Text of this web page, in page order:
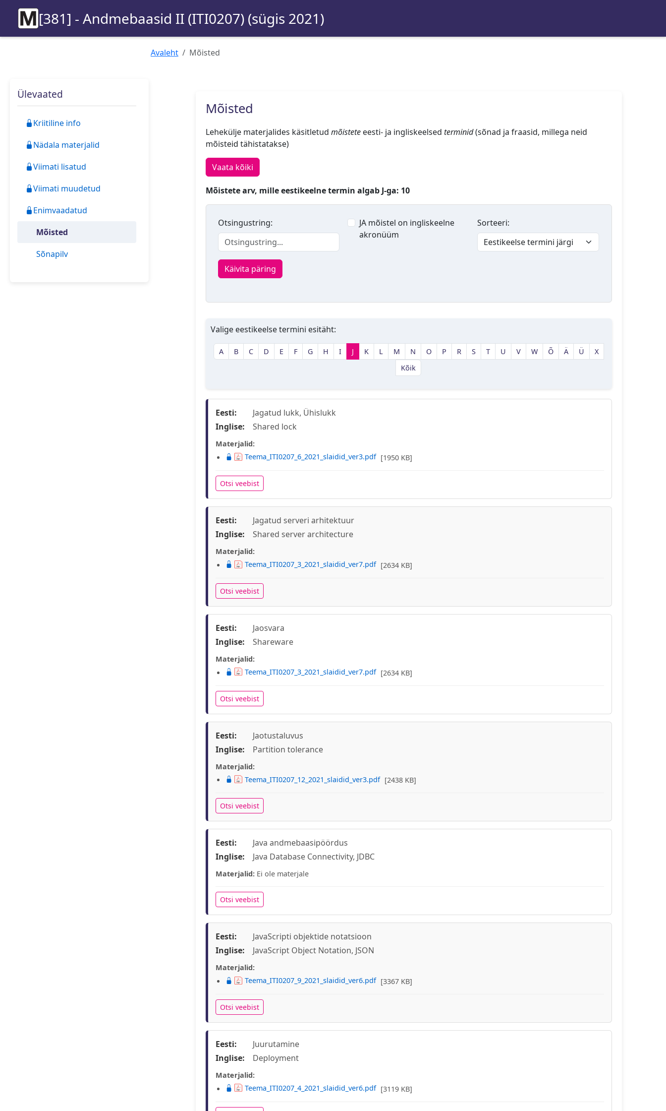
[381] - Andmebaasid II (ITI0207) (sügis 2021)
Avaleht Mõisted
Ülevaated
Kriitiline info
Nädala materjalid
Viimati lisatud
Viimati muudetud
Enimvaadatud
Mõisted
Sõnapilv
Mõisted
Lehekülje materjalides käsitletud mõisteteeesti- ja ingliskeelsed terminid(sõnad ja fraasid, millega neid
mõisteid tähistatakse)
Vaata kõiki
Mõistete arv, mille eestikeelne termin algab J-ga: 10
Otsingustring:
JA mõistel on ingliskeelne
akronüüm
Sorteeri:
Käivita päring
Valige eestikeelse termini esitäht:
A B C D E F G H I J K L M N O P R S T U V W Õ Ä Ü
X
Kõik
Eesti:
Jagatud lukk, Ühislukk
Inglise:
Shared lock
Materjalid:
Teema_ITI0207_6_2021_slaidid_ver3.pdf [1950 KB]
Otsi veebist
Eesti:
Jagatud serveri arhitektuur
Inglise:
Shared server architecture
Materjalid:
Teema_ITI0207_3_2021_slaidid_ver7.pdf [2634 KB]
Otsi veebist
Eesti:
Jaosvara
Inglise:
Shareware
Materjalid:
Teema_ITI0207_3_2021_slaidid_ver7.pdf [2634 KB]
Otsi veebist
Eesti:
Jaotustaluvus
Inglise:
Partition tolerance
Materjalid:
Teema_ITI0207_12_2021_slaidid_ver3.pdf [2438 KB]
Otsi veebist
Eesti:
Java andmebaasipöördus
Inglise:
Java Database Connectivity, JDBC
Materjalid:Ei ole materjale
Otsi veebist
Eesti:
JavaScripti objektide notatsioon
Inglise:
JavaScript Object Notation, JSON
Materjalid:
Teema_ITI0207_9_2021_slaidid_ver6.pdf [3367 KB]
Otsi veebist
Eesti:
Juurutamine
Inglise:
Deployment
Materjalid:
Teema_ITI0207_4_2021_slaidid_ver6.pdf [3119 KB]